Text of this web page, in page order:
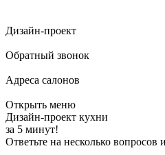
Дизайн-проект
Обратный звонок
Адреса салонов
Открыть меню
Дизайн-проект кухни
за 5 минут!
Ответьте на несколько вопросов